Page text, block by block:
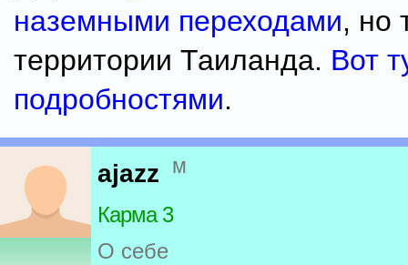
наземными переходами, но
территории Таиланда. Вот
подробностями.
ajazz м
Карма 3
О себе